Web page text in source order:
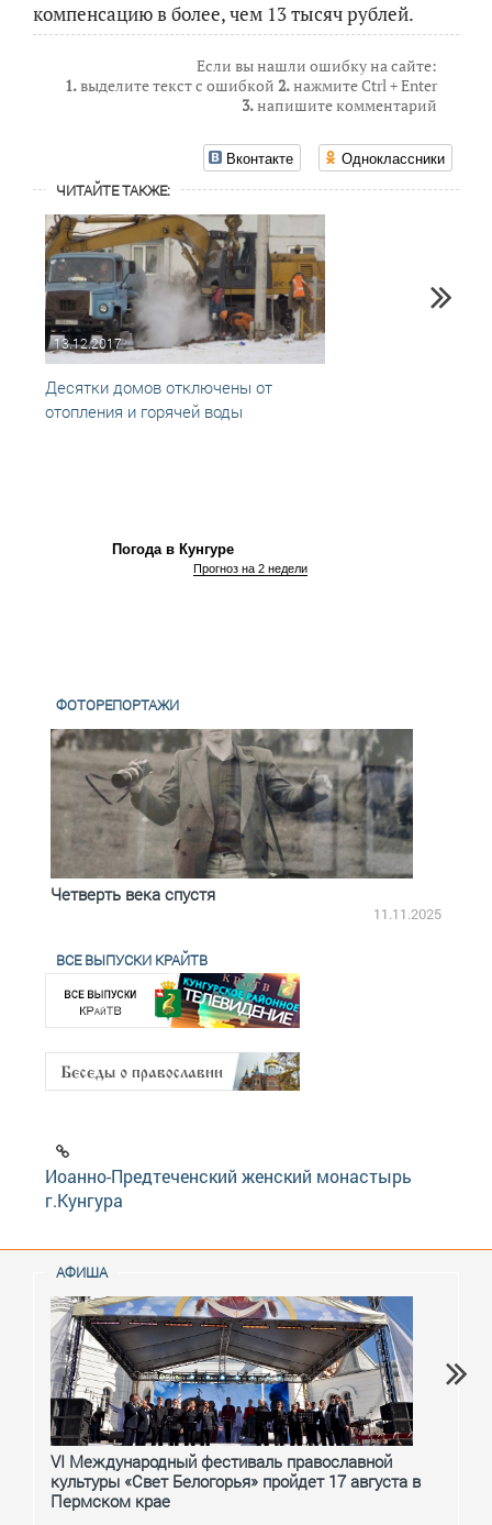
компенсацию в более, чем 13 тысяч рублей.
Если вы нашли ошибку на сайте:
1.выделите текст с ошибкой 2.нажмите Ctrl + Enter
3.напишите комментарий
Вконтакте Одноклассники
ЧИТАЙТЕ ТАКЖЕ:
13.12.2017
Десятки домов отключены от
отопления и горячей воды
Погода в Кунгуре
Прогноз на 2 недели
ФОТОРЕПОРТАЖИ
Четверть века спустя
11.11.2025
ВСЕ ВЫПУСКИ КРАЙТВ
Иоанно-Предтеченский женский монастырь
г.Кунгура
АФИША
VI Международный фестиваль православной
культуры «Свет Белогорья» пройдет 17 августа в
Пермском крае